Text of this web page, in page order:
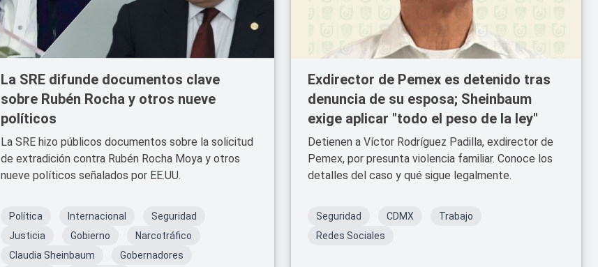
La SRE difunde documentos clave
sobre Rubén Rocha y otros nueve
políticos
La SRE hizo públicos documentos sobre la solicitud
de extradición contra Rubén Rocha Moya y otros
nueve políticos señalados por EE.UU.
Política Internacional
Seguridad
Justicia
Gobierno
Narcotráfico
Claudia Sheinbaum
Gobernadores
Exdirector de Pemex es detenido tras
denuncia de su esposa; Sheinbaum
exige aplicar "todo el peso de la ley"
Detienen a Víctor Rodríguez Padilla, exdirector de
Pemex, por presunta violencia familiar. Conoce los
detalles del caso y qué sigue legalmente.
Seguridad CDMX
Trabajo
Redes Sociales